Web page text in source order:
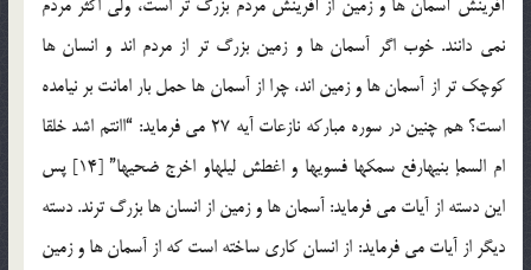
نمی دانند. خوب اگر آسمان ها و زمین بزرگ تر از مردم اند و انسان ها
کوچک تر از آسمان ها و زمین اند، چرا از آسمان ها حمل بار امانت بر نیامده
است؟ هم چنین در سوره مبارکه نازعات آیه 27 می فرماید: “اانتم اشد خلقا
ام السمإ بنیهارفع سمکها فسویها و اغطش لیلهاو اخرج ضحیها” [14] پس
این دسته از آیات می فرماید: آسمان ها و زمین از انسان ها بزرگ ترند. دسته
دیگر از آیات می فرماید: از انسان کاری ساخته است که از آسمان ها و زمین